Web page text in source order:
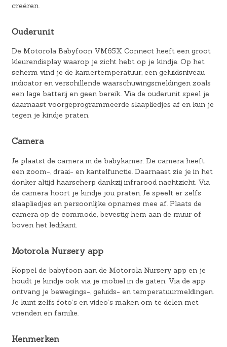
creëren.
Ouderunit
De Motorola Babyfoon VM65X Connect heeft een groot
kleurendisplay waarop je zicht hebt op je kindje. Op het
scherm vind je de kamertemperatuur, een geluidsniveau
indicator en verschillende waarschuwingsmeldingen zoals
een lage batterij en geen bereik. Via de ouderunit speel je
daarnaast voorgeprogrammeerde slaapliedjes af en kun je
tegen je kindje praten.
Camera
Je plaatst de camera in de babykamer. De camera heeft
een zoom-, draai- en kantelfunctie. Daarnaast zie je in het
donker altijd haarscherp dankzij infrarood nachtzicht. Via
de camera hoort je kindje jou praten. Je speelt er zelfs
slaapliedjes en persoonlijke opnames mee af. Plaats de
camera op de commode, bevestig hem aan de muur of
boven het ledikant.
Motorola Nursery app
Koppel de babyfoon aan de Motorola Nursery app en je
houdt je kindje ook via je mobiel in de gaten. Via de app
ontvang je bewegings-, geluids- en temperatuurmeldingen.
Je kunt zelfs foto’s en video’s maken om te delen met
vrienden en familie.
Kenmerken